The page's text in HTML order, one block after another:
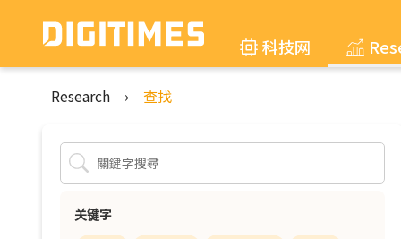
科技网
Research › 查找
关键字